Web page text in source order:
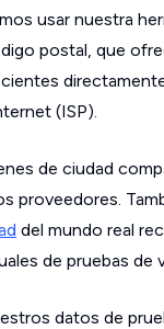
usar nuestra
postal, que
(ISP).
de ciudad
proveedores.
del mundo real
de pruebas de
datos de